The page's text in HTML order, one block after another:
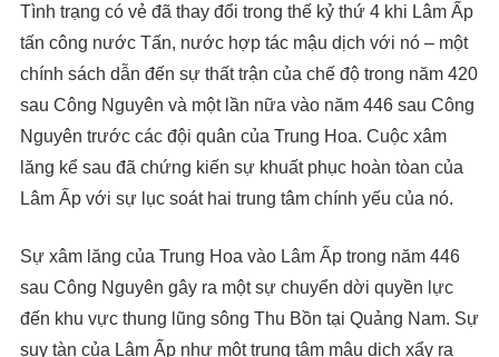
Tình trạng có vẻ đã thay đổi trong thế kỷ thứ 4 khi Lâm Ấp
tấn công nước Tấn, nước hợp tác mậu dịch với nó – một
chính sách dẫn đến sự thất trận của chế độ trong năm 420
sau Công Nguyên và một lần nữa vào năm 446 sau Công
Nguyên trước các đội quân của Trung Hoa. Cuộc xâm
lăng kể sau đã chứng kiến sự khuất phục hoàn tòan của
Lâm Ấp với sự lục soát hai trung tâm chính yếu của nó.
Sự xâm lăng của Trung Hoa vào Lâm Ấp trong năm 446
sau Công Nguyên gây ra một sự chuyển dời quyền lực
đến khu vực thung lũng sông Thu Bồn tại Quảng Nam. Sự
suy tàn của Lâm Ấp như một trung tâm mậu dịch xẩy ra